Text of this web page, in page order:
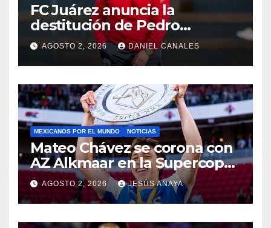
FC Juárez anuncia la
destitución de Pedro
Caixinha
AGOSTO 2, 2026 DANIEL CANALES
MEXICANOS POR EL MUNDO NOTICIAS
Mateo Chávez se corona con
AZ Alkmaar en la Supercopa
de Países Bajos
AGOSTO 2, 2026 JESÚS ANAYA